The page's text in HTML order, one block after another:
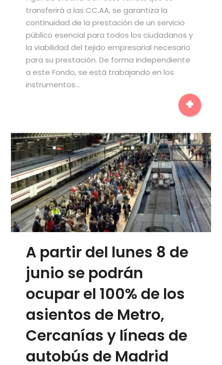
transferirá a las CC.AA, se garantiza la
continuidad de la prestación de un servicio
público esencial para todos los ciudadanos y
la viabilidad del tejido empresarial necesario
para su prestación. De forma independiente
a este Fondo, se está trabajando en los
instrumentos…
+
A partir del lunes 8 de
junio se podrán
ocupar el 100% de los
asientos de Metro,
Cercanías y líneas de
autobús de Madrid